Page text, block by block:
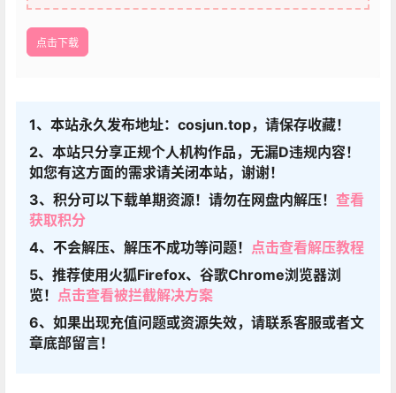
点击下载
1、本站永久发布地址：cosjun.top，请保存收藏！
2、本站只分享正规个人机构作品，无漏D违规内容！
如您有这方面的需求请关闭本站，谢谢！
3、积分可以下载单期资源！请勿在网盘内解压！ 查看
获取积分
4、不会解压、解压不成功等问题！ 点击查看解压教程
5、推荐使用火狐Firefox、谷歌Chrome浏览器浏
览！ 点击查看被拦截解决方案
6、如果出现充值问题或资源失效，请联系客服或者文
章底部留言！